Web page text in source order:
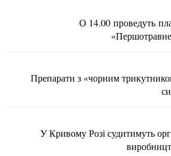
О 14.00 проведуть
Препарати з «чорним
У Кривому Розі судитимуть